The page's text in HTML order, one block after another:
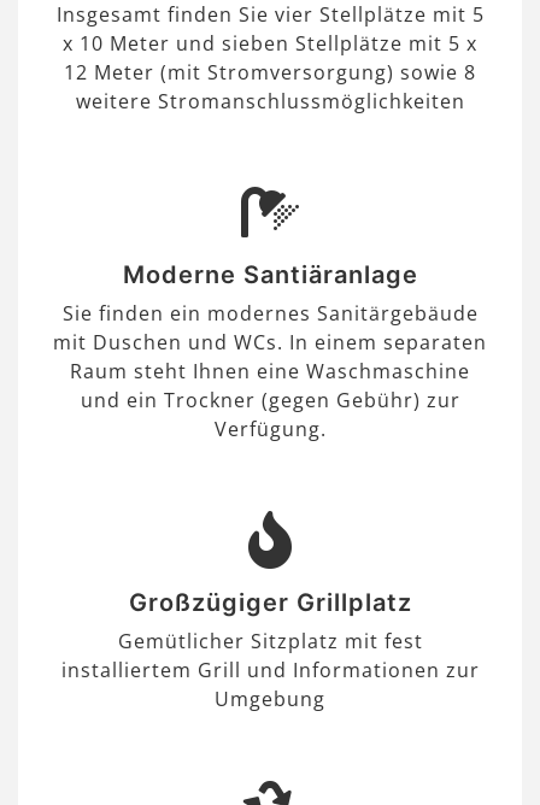
Insgesamt finden Sie vier Stellplätze mit 5
x 10 Meter und sieben Stellplätze mit 5 x
12 Meter (mit Stromversorgung) sowie 8
weitere Stromanschlussmöglichkeiten
Moderne Santiäranlage
Sie finden ein modernes Sanitärgebäude
mit Duschen und WCs. In einem separaten
Raum steht Ihnen eine Waschmaschine
und ein Trockner (gegen Gebühr) zur
Verfügung.
Großzügiger Grillplatz
Gemütlicher Sitzplatz mit fest
installiertem Grill und Informationen zur
Umgebung